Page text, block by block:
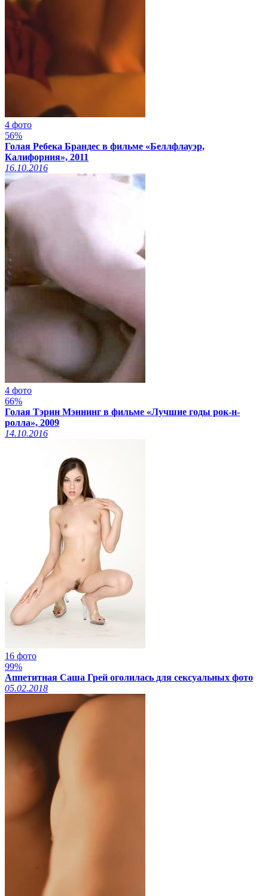
4 фото
56%
Голая Ребека Брандес в фильме «Беллфлауэр,
Калифорния», 2011
16.10.2016
4 фото
66%
Голая Тэрин Мэннинг в фильме «Лучшие годы рок-н-
ролла», 2009
14.10.2016
16 фото
99%
Аппетитная Саша Грей оголилась для сексуальных фото
05.02.2018